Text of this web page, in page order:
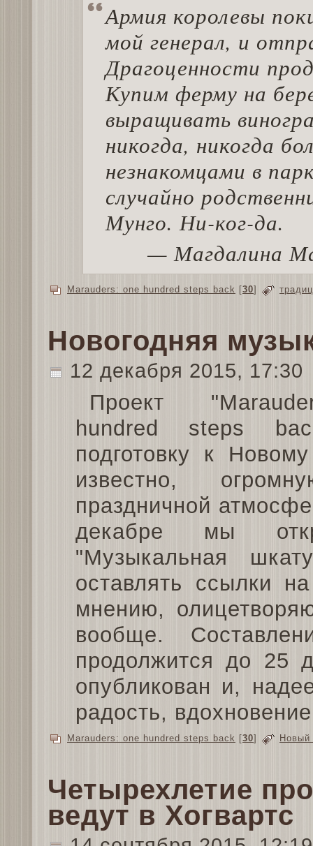
Армия королевы
мой генерал, и
Драгоценности
Купим ферму на
выращивать
никогда, никогда
незнакомцами в
случайно
Мунго. Ни-ког-да.
— Магдалина
Marauders: one hundred steps back [30]
Новогодняя
12 декабря 2015, 17:30
Проект
hundred steps
подготовку к
известно,
праздничной
декабре мы
"Музыкальная
оставлять ссылки
мнению,
вообще.
продолжится до 25
опубликован и,
радость,
Marauders: one hundred steps back [30] Новый
Четырехлетие
ведут в Хогвартс